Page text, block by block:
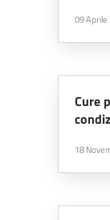
09 Aprile
Cure
18